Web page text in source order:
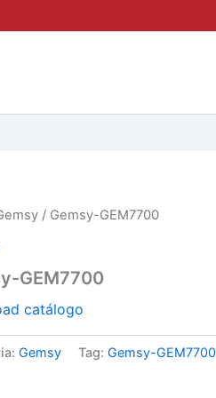
/ Gemsy-GEM7700
GEM7700
catálogo
Gemsy Tag: Gemsy-GEM7700